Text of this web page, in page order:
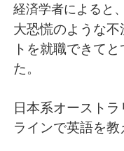
English
العربية
経済学者によると
大恐慌のような
トを就職できて
た。
日本系オースト
ラインで英語を教